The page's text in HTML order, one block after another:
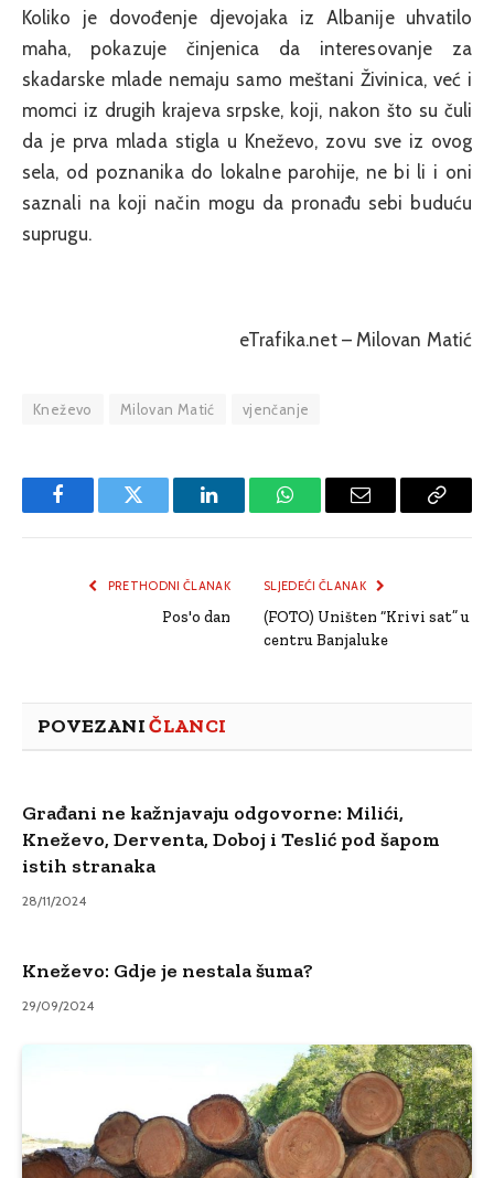
Koliko je dovođenje djevojaka iz Albanije uhvatilo
maha, pokazuje činjenica da interesovanje za
skadarske mlade nemaju samo meštani Živinica, već i
momci iz drugih krajeva srpske, koji, nakon što su čuli
da je prva mlada stigla u Kneževo, zovu sve iz ovog
sela, od poznanika do lokalne parohije, ne bi li i oni
saznali na koji način mogu da pronađu sebi buduću
suprugu.
eTrafika.net – Milovan Matić
Kneževo Milovan Matić vjenčanje
FacebookTwitter LinkedInWhatsAppEmail
Copy
PRETHODNI ČLANAK
Pos'o dan
SLJEDEĆI ČLANAK
(FOTO) Uništen “Krivi sat” u
centru Banjaluke
POVEZANIČLANCI
Građani ne kažnjavaju odgovorne: Milići,
Kneževo, Derventa, Doboj i Teslić pod šapom
istih stranaka
28/11/2024
Kneževo: Gdje je nestala šuma?
29/09/2024